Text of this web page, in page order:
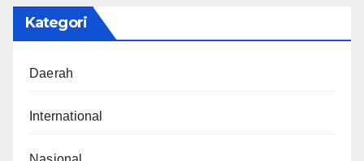
Kategori
Daerah
International